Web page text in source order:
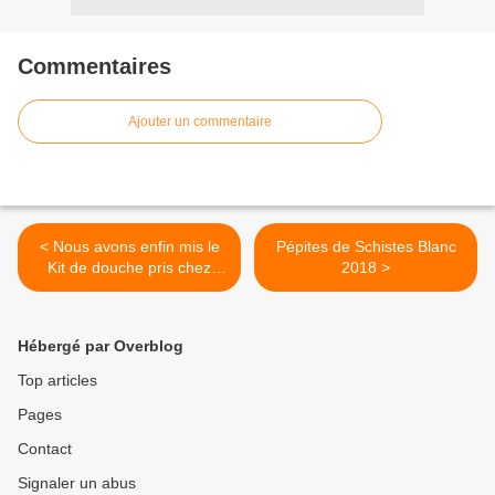
Commentaires
Ajouter un commentaire
< Nous avons enfin mis le
Kit de douche pris chez
Lapeyre.
Pépites de Schistes Blanc
2018 >
Hébergé par Overblog
Top articles
Pages
Contact
Signaler un abus